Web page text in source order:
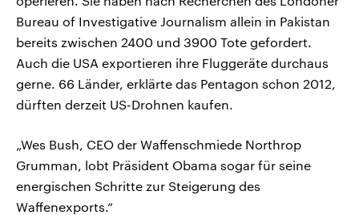
Bureau of Investigative Journalism allein in Pakistan
bereits zwischen 2400 und 3900 Tote gefordert.
Auch die USA exportieren ihre Fluggeräte durchaus
gerne. 66 Länder, erklärte das Pentagon schon 2012,
dürften derzeit US-Drohnen kaufen.
„Wes Bush, CEO der Waffenschmiede Northrop
Grumman, lobt Präsident Obama sogar für seine
energischen Schritte zur Steigerung des
Waffenexports.“